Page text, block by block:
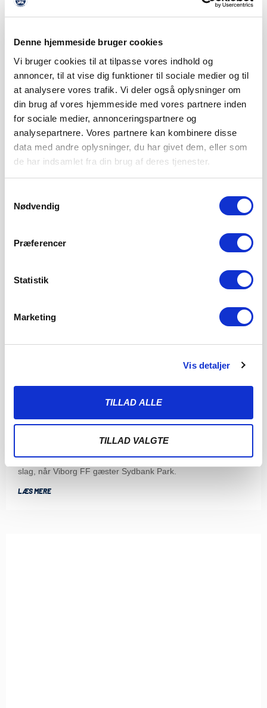
Denne hjemmeside bruger cookies
Vi bruger cookies til at tilpasse vores indhold og
annoncer, til at vise dig funktioner til sociale medier og til
at analysere vores trafik. Vi deler også oplysninger om
din brug af vores hjemmeside med vores partnere inden
for sociale medier, annonceringspartnere og
analysepartnere. Vores partnere kan kombinere disse
data med andre oplysninger, du har givet dem, eller som
de har indsamlet fra din brug af deres tjenester.
Nødvendig
Præferencer
Statistik
Marketing
Vis detaljer
TILLAD ALLE
TILLAD VALGTE
TIL JUBEL I DOMKIRKEN
Fredag aften klokken 19.00 venter endnu et 3F Superliga-
slag, når Viborg FF gæster Sydbank Park.
LÆS MERE